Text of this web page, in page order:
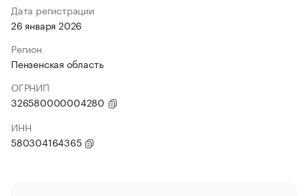
Дата регистрации
26 января 2026
Регион
Пензенская область
ОГРНИП
326580000004280
ИНН
580304164365